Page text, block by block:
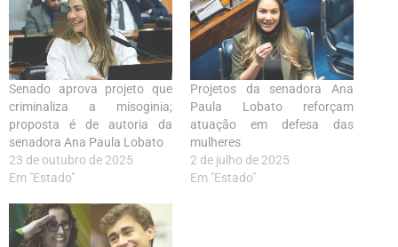
Senado aprova projeto que
criminaliza a misoginia;
proposta é de autoria da
senadora Ana Paula Lobato
23 de outubro de 2025
Em "Estado"
Projetos da senadora Ana
Paula Lobato reforçam
atuação em defesa das
mulheres
2 de julho de 2025
Em "Estado"